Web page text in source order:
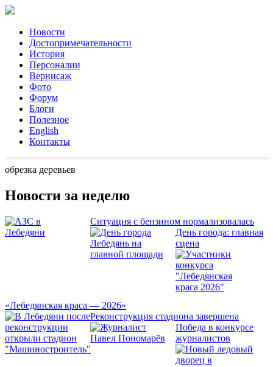
Новости
Достопримечательности
История
Персоналии
Вернисаж
Фото
Форум
Блоги
Полезное
English
Контакты
обрезка деревьев
Новости за неделю
Ситуация с бензином нормализовалась
День города: главная
сцена
«Лебедянская краса — 2026»
Реконструкция стадиона завершена
Победа в конкурсе
журналистов